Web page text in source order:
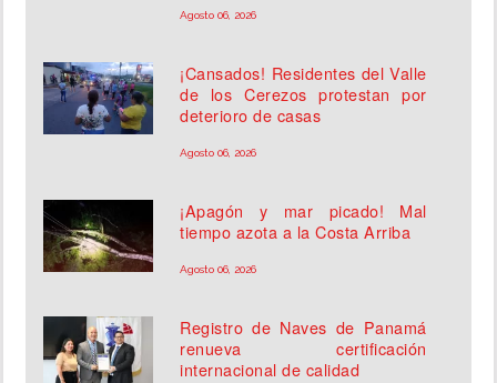
Agosto 06, 2026
¡Cansados! Residentes del Valle
de los Cerezos protestan por
deterioro de casas
Agosto 06, 2026
¡Apagón y mar picado! Mal
tiempo azota a la Costa Arriba
Agosto 06, 2026
Registro de Naves de Panamá
renueva certificación
internacional de calidad